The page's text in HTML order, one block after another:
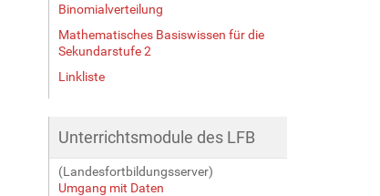
Binomialverteilung
Mathematisches Basiswissen für die
Sekundarstufe 2
Linkliste
Unterrichtsmodule des LFB
(Landesfortbildungsserver)
Umgang mit Daten